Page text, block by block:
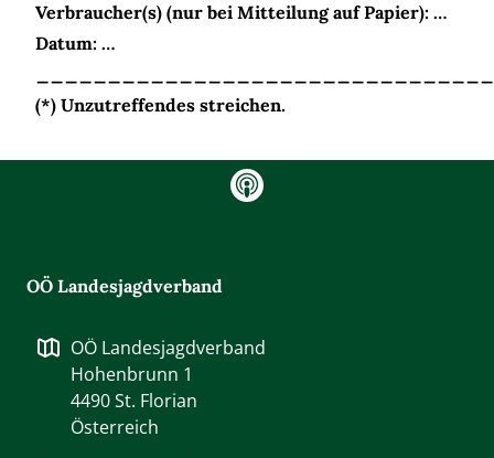
Verbraucher(s) (nur bei Mitteilung auf Papier): …
Datum: …
(*) Unzutreffendes streichen.
OÖ Landesjagdverband
OÖ Landesjagdverband
Hohenbrunn 1
4490St. Florian
Österreich